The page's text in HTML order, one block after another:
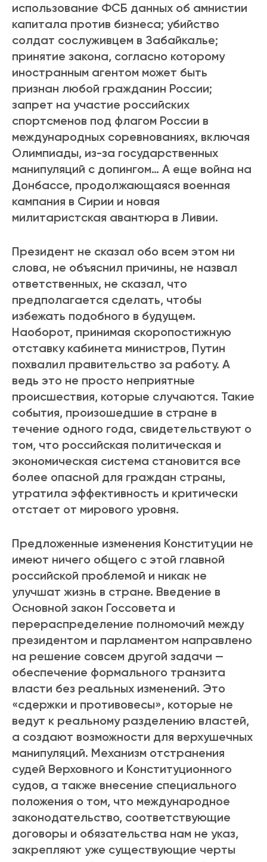
использование ФСБ данных об амнистии
капитала против бизнеса; убийство
солдат сослуживцем в Забайкалье;
принятие закона, согласно которому
иностранным агентом может быть
признан любой гражданин России;
запрет на участие российских
спортсменов под флагом России в
международных соревнованиях, включая
Олимпиады, из-за государственных
манипуляций с допингом… А еще война на
Донбассе, продолжающаяся военная
кампания в Сирии и новая
милитаристская авантюра в Ливии.
Президент не сказал обо всем этом ни
слова, не объяснил причины, не назвал
ответственных, не сказал, что
предполагается сделать, чтобы
избежать подобного в будущем.
Наоборот, принимая скоропостижную
отставку кабинета министров, Путин
похвалил правительство за работу. А
ведь это не просто неприятные
происшествия, которые случаются. Такие
события, произошедшие в стране в
течение одного года, свидетельствуют о
том, что российская политическая и
экономическая система становится все
более опасной для граждан страны,
утратила эффективность и критически
отстает от мирового уровня.
Предложенные изменения Конституции не
имеют ничего общего с этой главной
российской проблемой и никак не
улучшат жизнь в стране. Введение в
Основной закон Госсовета и
перераспределение полномочий между
президентом и парламентом направлено
на решение совсем другой задачи —
обеспечение формального транзита
власти без реальных изменений. Это
«сдержки и противовесы», которые не
ведут к реальному разделению властей,
а создают возможности для верхушечных
манипуляций. Механизм отстранения
судей Верховного и Конституционного
судов, а также внесение специального
положения о том, что международное
законодательство, соответствующие
договоры и обязательства нам не указ,
закрепляют уже существующие черты